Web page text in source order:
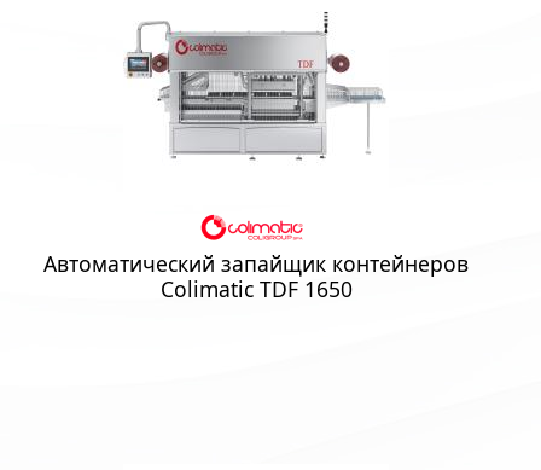
Автоматический запайщик контейнеров
Colimatic TDF 1650